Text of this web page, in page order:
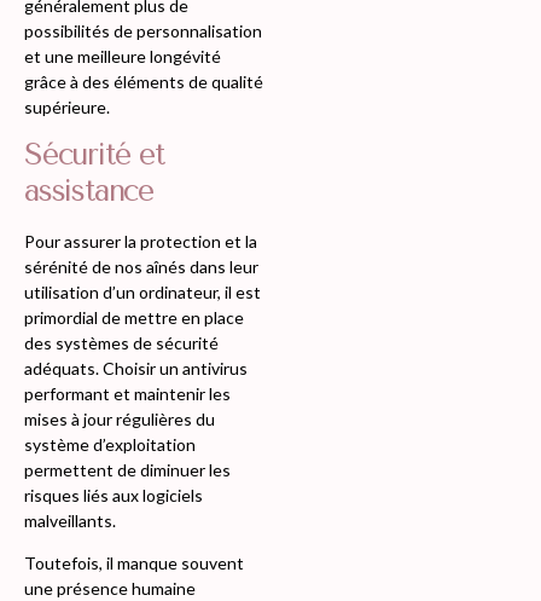
généralement plus de
possibilités de personnalisation
et une meilleure longévité
grâce à des éléments de qualité
supérieure.
Sécurité et
assistance
Pour assurer la protection et la
sérénité de nos aînés dans leur
utilisation d’un ordinateur, il est
primordial de mettre en place
des systèmes de sécurité
adéquats. Choisir un antivirus
performant et maintenir les
mises à jour régulières du
système d’exploitation
permettent de diminuer les
risques liés aux logiciels
malveillants.
Toutefois, il manque souvent
une présence humaine